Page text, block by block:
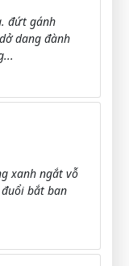
đứt gánh
dang đành
xanh ngắt vỗ
bắt ban